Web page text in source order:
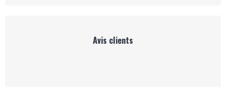
Avis clients